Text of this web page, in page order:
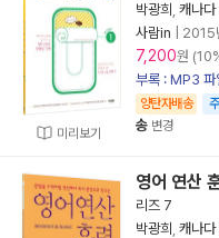
미리보기
박광희 캐나다
사람in
2015
7,200원
부록 : MP3 파
양탄자배송
송 변경
영어 연산
리즈 7
박광희 캐나다